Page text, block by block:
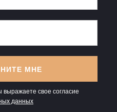
МНЕ
выражаете свое согласие
данных